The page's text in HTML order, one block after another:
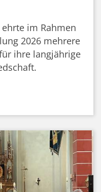
im Rahmen
2026 mehrere
ihre langjährige